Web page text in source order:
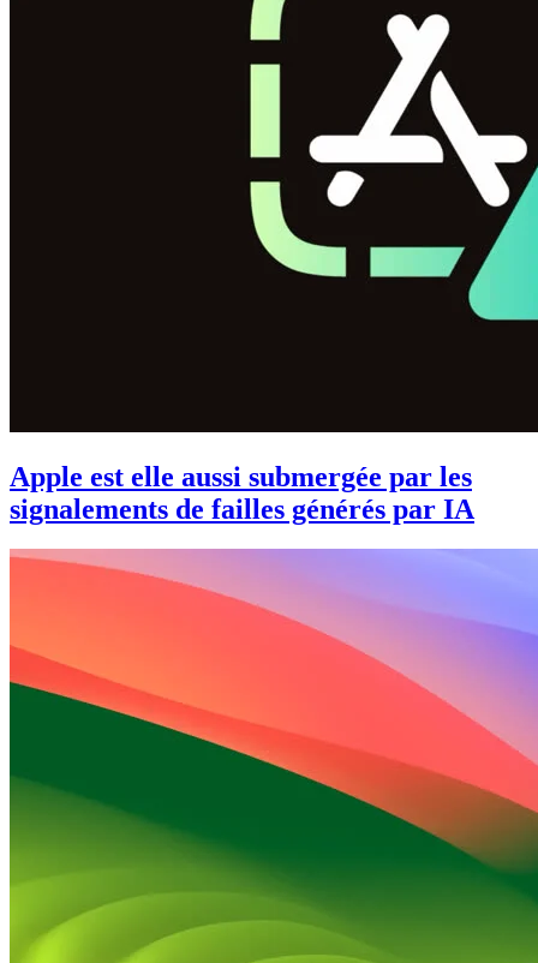
Apple est elle aussi submergée par les
signalements de failles générés par IA